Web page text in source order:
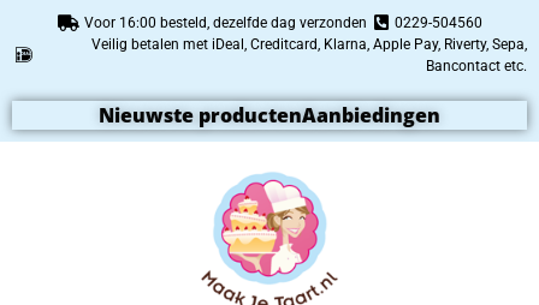
Voor 16:00 besteld, dezelfde dag verzonden
0229-504560
Veilig betalen met iDeal, Creditcard, Klarna, Apple Pay, Riverty, Sepa,
Bancontact etc.
Nieuwste productenAanbiedingen